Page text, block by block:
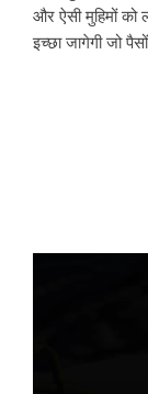
और ऐसी मुहिमों को
इच्छा जागेगी जो